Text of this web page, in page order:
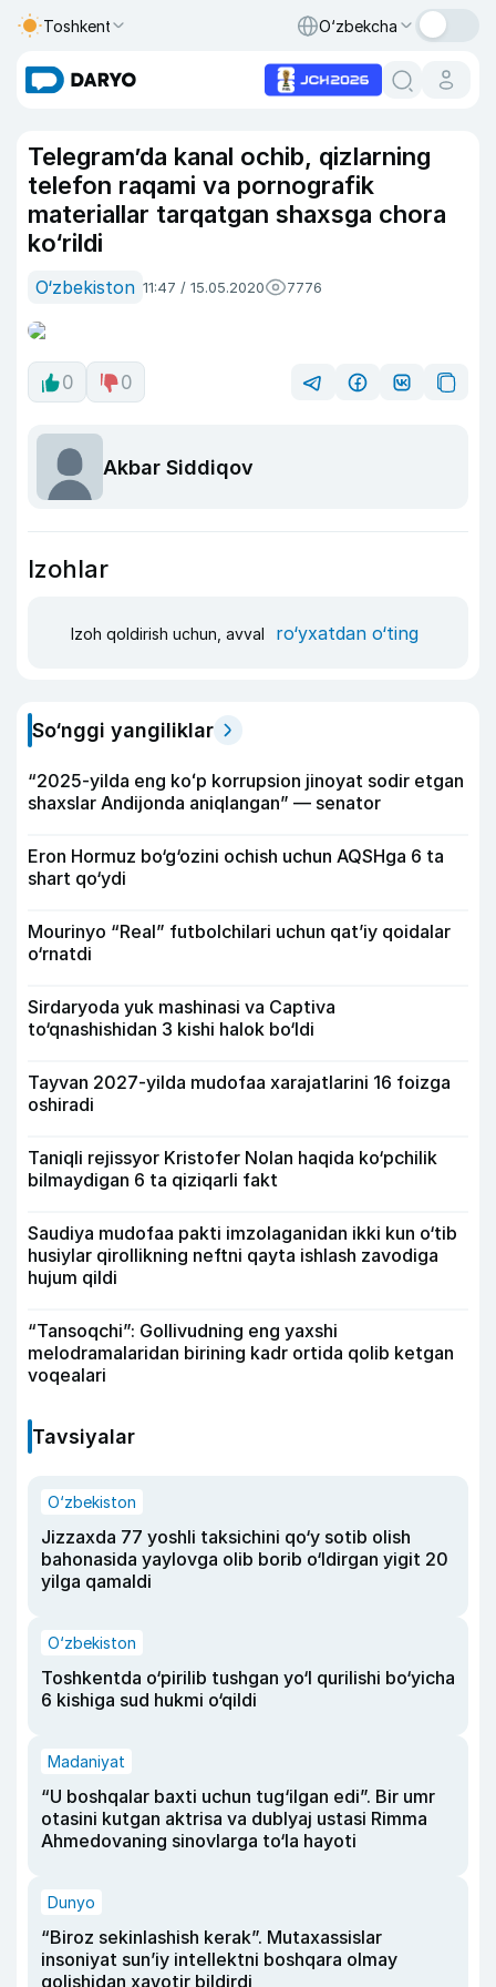
Toshkent O‘zbekcha
Telegram’da kanal ochib, qizlarning
telefon raqami va pornografik
materiallar tarqatgan shaxsga chora
ko‘rildi
O‘zbekiston 11:47 / 15.05.2020 7776
0 0
Akbar Siddiqov
Izohlar
Izoh qoldirish uchun, avval ro‘yxatdan o‘ting
So‘nggi yangiliklar
“2025-yilda eng koʻp korrupsion jinoyat sodir etgan
shaxslar Andijonda aniqlangan” — senator
Eron Hormuz bo‘g‘ozini ochish uchun AQSHga 6 ta
shart qo‘ydi
Mourinyo “Real” futbolchilari uchun qat’iy qoidalar
o‘rnatdi
Sirdaryoda yuk mashinasi va Captiva
to‘qnashishidan 3 kishi halok bo‘ldi
Tayvan 2027-yilda mudofaa xarajatlarini 16 foizga
oshiradi
Taniqli rejissyor Kristofer Nolan haqida ko‘pchilik
bilmaydigan 6 ta qiziqarli fakt
Saudiya mudofaa pakti imzolaganidan ikki kun o‘tib
husiylar qirollikning neftni qayta ishlash zavodiga
hujum qildi
“Tansoqchi”: Gollivudning eng yaxshi
melodramalaridan birining kadr ortida qolib ketgan
voqealari
Tavsiyalar
O‘zbekiston
Jizzaxda 77 yoshli taksichini qo‘y sotib olish
bahonasida yaylovga olib borib o‘ldirgan yigit 20
yilga qamaldi
O‘zbekiston
Toshkentda o‘pirilib tushgan yo‘l qurilishi bo‘yicha
6 kishiga sud hukmi o‘qildi
Madaniyat
“U boshqalar baxti uchun tug‘ilgan edi”. Bir umr
otasini kutgan aktrisa va dublyaj ustasi Rimma
Ahmedovaning sinovlarga to‘la hayoti
Dunyo
“Biroz sekinlashish kerak”. Mutaxassislar
insoniyat sun’iy intellektni boshqara olmay
qolishidan xavotir bildirdi